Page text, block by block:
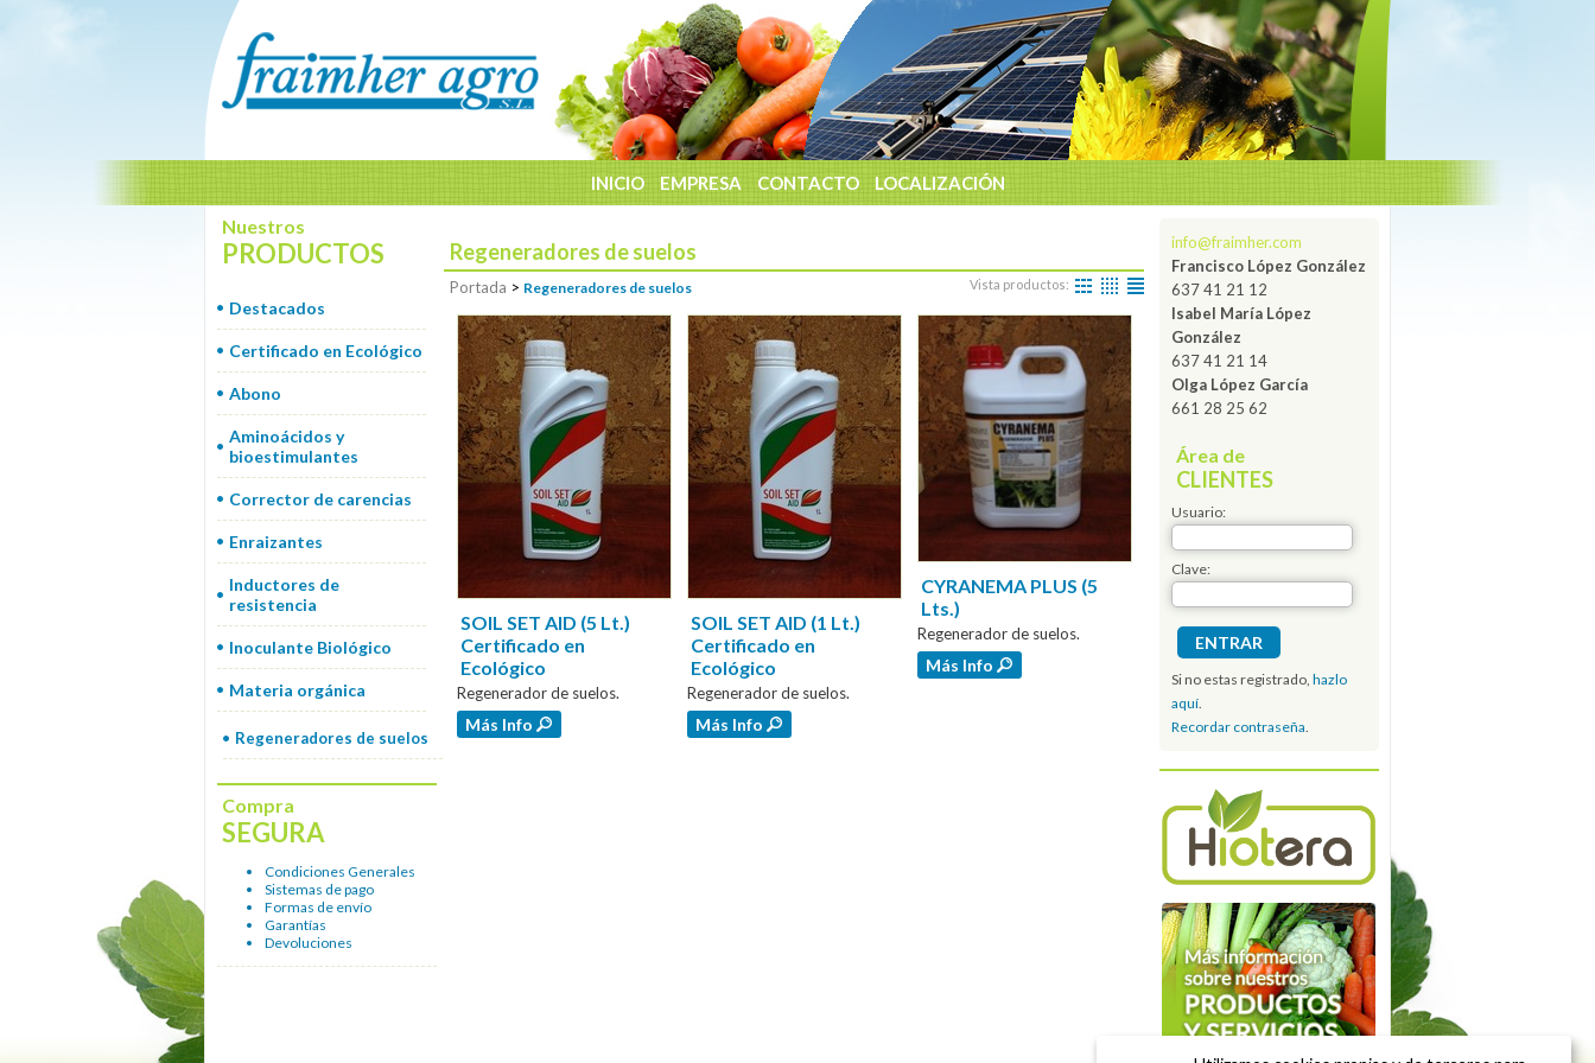
INICIO EMPRESA CONTACTO LOCALIZACIÓN
Nuestros
PRODUCTOS
Destacados
Certificado en Ecológico
Abono
Aminoácidos y
bioestimulantes
Corrector de carencias
Enraizantes
Inductores de
resistencia
Inoculante Biológico
Materia orgánica
Regeneradores de suelos
Compra
SEGURA
Condiciones Generales
Sistemas de pago
Formas de envío
Garantías
Devoluciones
Vista productos:
Regeneradores de suelos
Portada > Regeneradores de suelos
SOIL SET AID (5 Lt.)
Certificado en
Ecológico
Regenerador de suelos.
Más Info
SOIL SET AID (1 Lt.)
Certificado en
Ecológico
Regenerador de suelos.
Más Info
CYRANEMA PLUS (5
Lts.)
Regenerador de suelos.
Más Info
info@fraimher.com
Francisco López González
637 41 21 12
Isabel María López
González
637 41 21 14
Olga López García
661 28 25 62
Área de
CLIENTES
Usuario:
Clave:
Si no estas registrado, hazlo
aquí.
Recordar contraseña.